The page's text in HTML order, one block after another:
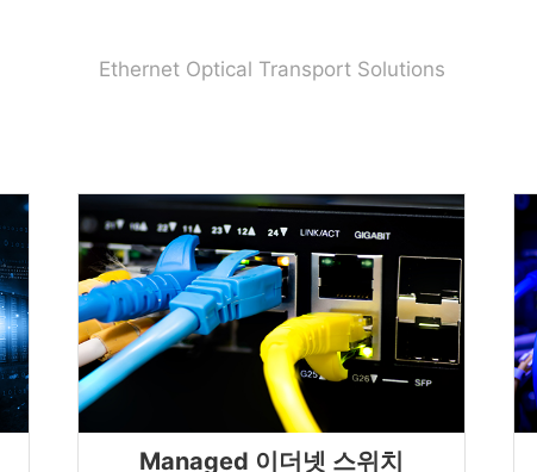
Ethernet Optical Transport Solutions
Managed 이더넷 스위치